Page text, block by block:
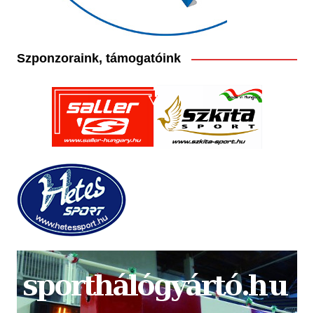
Szponzoraink, támogatóink